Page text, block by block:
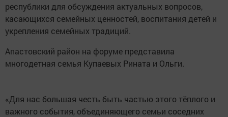
республики для обсуждения актуальных вопросов,
касающихся семейных ценностей, воспитания детей и
укрепления семейных традиций.
Апастовский район на форуме представила
многодетная семья Купаевых Рината и Ольги.
«Для нас большая честь быть частью этого тёплого и
важного события, объединяющего семьи соседних